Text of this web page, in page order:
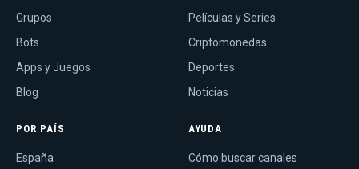
Grupos
Bots
Apps y Juegos
Blog
Películas y Series
Criptomonedas
Deportes
Noticias
POR PAÍS
España
AYUDA
Cómo buscar canales